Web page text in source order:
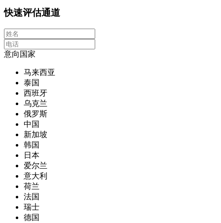
快速评估通道
意向国家
马来西亚
泰国
西班牙
乌克兰
俄罗斯
中国
新加坡
韩国
日本
爱尔兰
意大利
荷兰
法国
瑞士
德国